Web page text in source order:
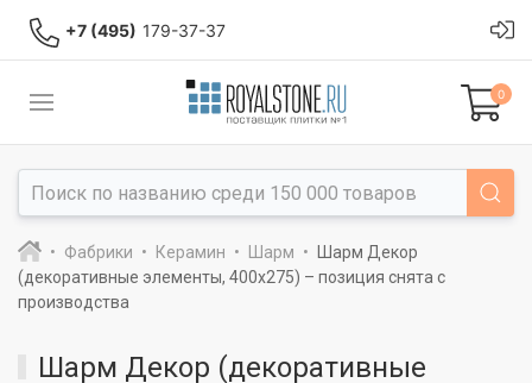
+7 (495) 179-37-37
0
Фабрики Керамин Шарм
Шарм Декор
(декоративные элементы, 400x275) – позиция снята с
производства
Шарм Декор (декоративные